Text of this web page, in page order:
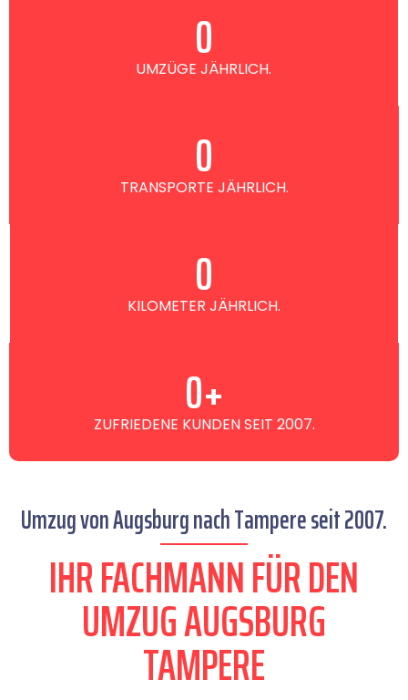
UMZÜGE JÄHRLICH.
0
TRANSPORTE JÄHRLICH.
0
KILOMETER JÄHRLICH.
0
ZUFRIEDENE KUNDEN SEIT 2007.
0+
Umzug von Augsburg nach Tampere seit 2007.
IHR FACHMANN FÜR DEN
UMZUG AUGSBURG
TAMPERE